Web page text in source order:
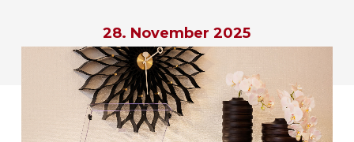
28. November 2025